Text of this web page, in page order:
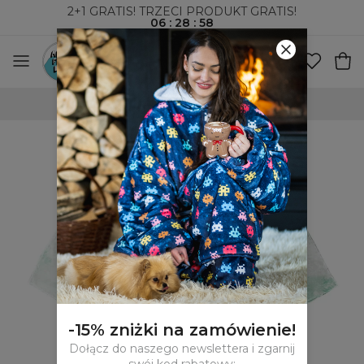
2+1 GRATIS! TRZECI PRODUKT GRATIS!
06 : 28 :57
100-DNIOWE PRAWO ZWROTU
-15% zniżki na zamówienie!
Dołącz do naszego newslettera i zgarnij